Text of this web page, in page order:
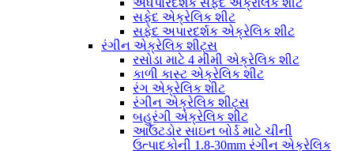
અર્ધપારદર્શક સફેદ એક્રેલિક શીટ
સફેદ એક્રેલિક શીટ
સફેદ અપારદર્શક એક્રેલિક શીટ
રંગીન એક્રેલિક શીટ્સ
રસોડા માટે 4 મીમી એક્રેલિક શીટ
કાળી કાસ્ટ એક્રેલિક શીટ
રંગ એક્રેલિક શીટ
રંગીન એક્રેલિક શીટ્સ
બહુરંગી એક્રેલિક શીટ
આઉટડોર સાઇન બોર્ડ માટે ચીની
ઉત્પાદકોની 1.8-30mm રંગીન એક્રેલિક